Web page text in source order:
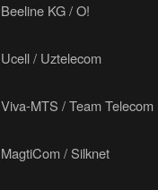
Beeline KG / O!
Ucell / Uztelecom
Viva-MTS / Team Telecom
MagtiCom / Silknet